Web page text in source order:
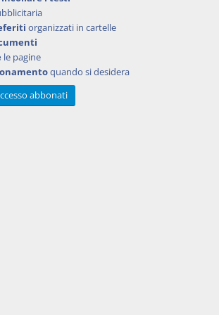
organizzati in cartelle
le pagine
quando si desidera
abbonati